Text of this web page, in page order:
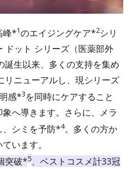
峰*1のエイジングケア*2シリ
ドット シリーズ（医薬部外
誕生以来、多くの支持を集め
リニューアルし、現シリーズ
感*3を同時にケアすること
へ導きます。さらに、メラ
、シミを予防*4。多くの方か
います。
突破*5、ベストコスメ計33冠